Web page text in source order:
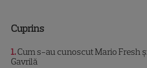
Cuprins
1 Cum s-au cunoscut Mario Fresh
Gavrilă